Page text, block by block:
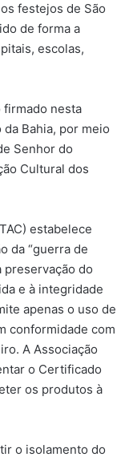
festejos de São
de forma a
escolas,
firmado nesta
Bahia, por meio
Senhor do
Cultural dos
estabelece
da “guerra de
preservação do
e à integridade
apenas o uso de
conformidade com
A Associação
o Certificado
os produtos à
o isolamento do